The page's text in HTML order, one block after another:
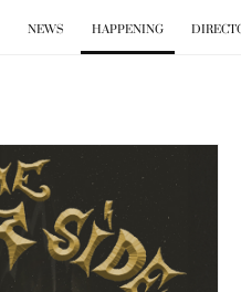
GONEWS HAPPENING